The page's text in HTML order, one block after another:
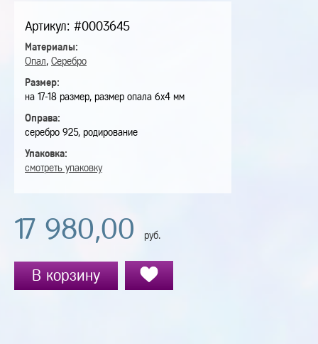
Артикул: #0003645
Материалы:
Опал, Серебро
Размер:
на 17-18 размер, размер опала 6х4 мм
Оправа:
серебро 925, родирование
Упаковка:
смотреть упаковку
17 980,00 руб.
В корзину